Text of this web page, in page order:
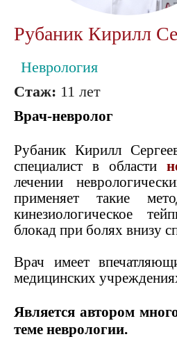
Рубаник Кирилл
Неврология
Стаж: 11 лет
Врач-невролог
Рубаник Кирилл
специалист в области
лечении
применяет такие
кинезиологическое
блокад при болях внизу
Врач имеет
медицинских
Является автором
теме неврологии.